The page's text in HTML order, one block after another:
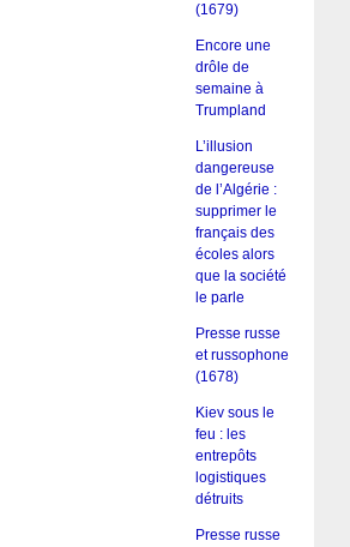
(1679)
Encore une
drôle de
semaine à
Trumpland
L’illusion
dangereuse
de l’Algérie :
supprimer le
français des
écoles alors
que la société
le parle
Presse russe
et russophone
(1678)
Kiev sous le
feu : les
entrepôts
logistiques
détruits
Presse russe